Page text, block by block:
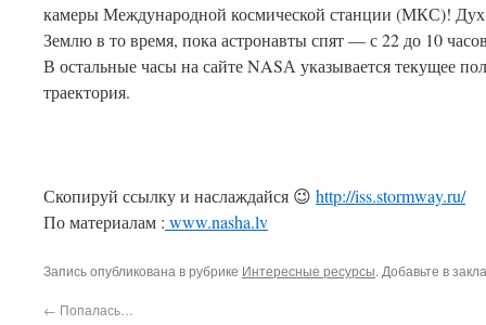
камеры Международной космической станции (МКС)! Дух
Землю в то время, пока астронавты спят — с 22 до 10
В остальные часы на сайте NASА указывается текущее
траектория.
Скопируй ссылку и наслаждайся 😉 http://iss.stormway.ru/
По материалам : www.nasha.lv
Запись опубликована в рубрике Интересные ресурсы. Добавьте в
← Попалась…